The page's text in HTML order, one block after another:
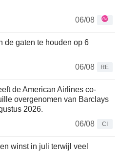
06/08
de gaten te houden op 6
06/08
RE
de American Airlines co-
overgenomen van Barclays
2026.
06/08
CI
winst in juli terwijl veel